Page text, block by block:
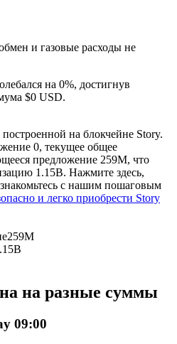
драгоценные металлы и
USDC в качестве
и газовые расходы не
на 0%, достигнув
$0 USD.
на блокчейне Story.
0, текущее общее
предложение 259M, что
1.15B. Нажмите здесь,
с нашим пошаговым
и легко приобрести Story
259M
на разные суммы
09:00